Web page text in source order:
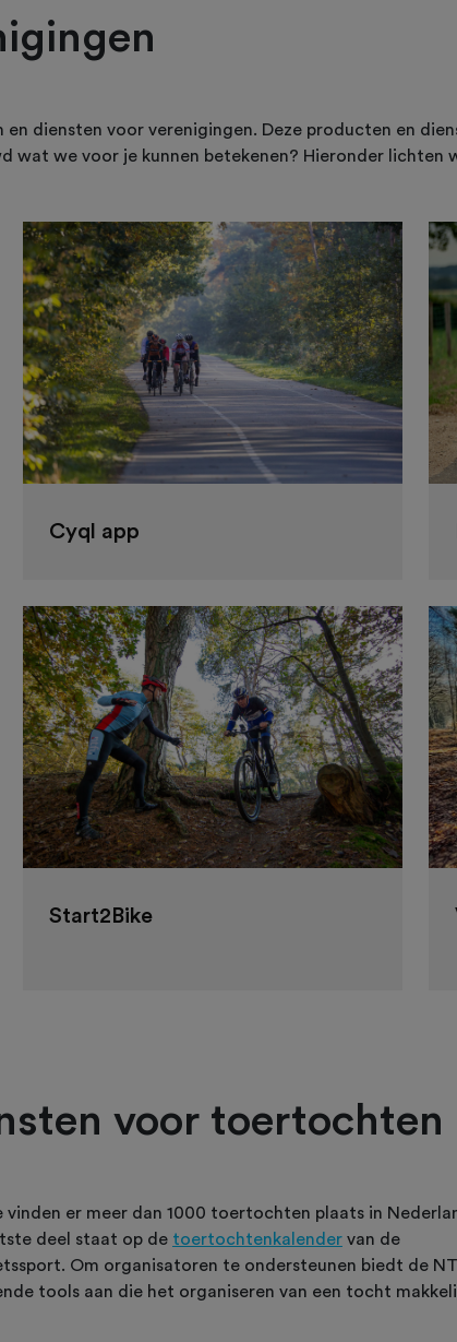
diensten voor verenigingen. Deze producten en
wat we voor je kunnen betekenen? Hieronder lichten
Cyql app
Start2Bike
voor toertochten
vinden er meer dan 1000 toertochten plaats in
deel staat op de toertochtenkalender van de
Om organisatoren te ondersteunen biedt de
tools aan die het organiseren van een tocht